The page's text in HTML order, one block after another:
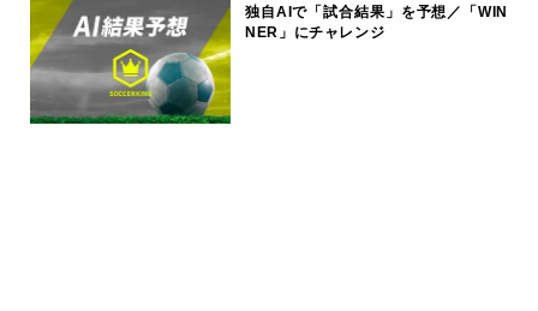
独自AIで「試合結果」を予想／「WIN
NER」にチャレンジ